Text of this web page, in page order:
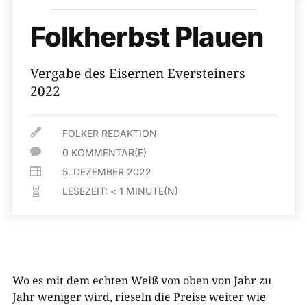
Folkherbst Plauen
Vergabe des Eisernen Eversteiners
2022
 FOLKER REDAKTION
 0 KOMMENTAR(E)
 5. DEZEMBER 2022
 LESEZEIT: < 1 MINUTE(N)
Wo es mit dem echten Weiß von oben von Jahr zu
Jahr weniger wird, rieseln die Preise weiter wie